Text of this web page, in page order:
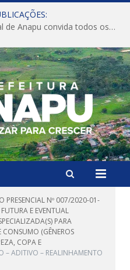
CONVITE A Prefeitura Municipal de Anapu convida todos os servidores públicos municipais para participarem da Audiência Pública de discussão da Lei de Diretrizes Orçamentárias (LDO), importante instrumento de planejamento das ações e investimentos da Administração Pública para o próximo exercício financeiro.
PRESENCIAL Nº 007/2020-01-
E EVENTUAL
PARA
CONSUMO (GÊNEROS
COPA E
– ADITIVO – REALINHAMENTO